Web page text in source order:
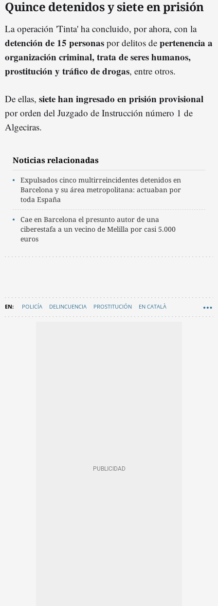
Quince detenidos y siete en prisión
La operación 'Tinta' ha concluido, por ahora, con la
detención de 15 personas por delitos de pertenencia a
organización criminal, trata de seres humanos,
prostitución y tráfico de drogas, entre otros.
De ellas, siete han ingresado en prisión provisional
por orden del Juzgado de Instrucción número 1 de
Algeciras.
Noticias relacionadas
Expulsados cinco multirreincidentes detenidos en
Barcelona y su área metropolitana: actuaban por
toda España
Cae en Barcelona el presunto autor de una
ciberestafa a un vecino de Melilla por casi 5.000
euros
POLICÍA DELINCUENCIA PROSTITUCIÓN EN CATALÀ